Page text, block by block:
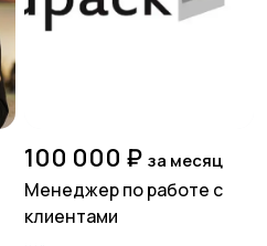
100 000 ₽ за месяц
Менеджер по работе с
клиентами